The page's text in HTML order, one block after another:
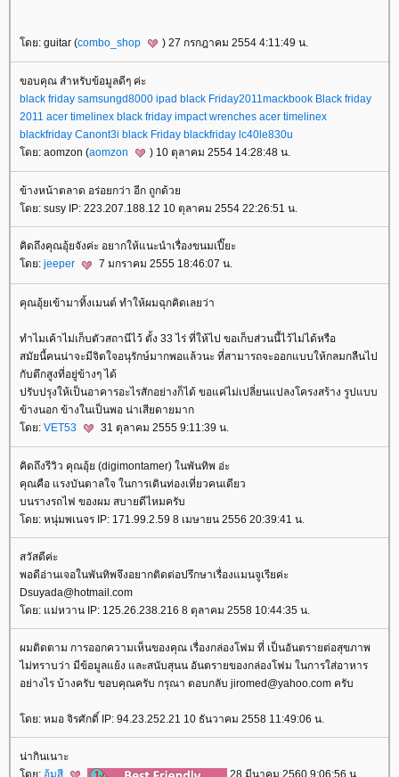
ดย: guitar (combo_shop ) 27 กรกฎาคม 2554 4:11:49 น.
ขอบคุณ สำหรับข้อมูลดีๆ ค่ะ
black friday samsungd8000 ipad black Friday2011mackbook Black friday
2011 acer timelinex black friday impact wrenches acer timelinex
blackfriday Canont3i black Friday blackfriday lc40le830u
ดย: aomzon (aomzon ) 10 ตุลาคม 2554 14:28:48 น.
ข้างหน้าตลาด อร่อยกว่า อีก ถูกด้ว
ดย: susy IP: 223.207.188.12 10 ตุลาคม 2554 22:26:51 น.
คิดถึงคุณอุ้ยจังค่ะ อยากให้แนะนำเรื่องขนมเปี๊ยะ
ดย: jeeper 7 มกราคม 2555 18:46:07 น.
คุณอุ้ยเข้ามาทิ้งเมนต์ ทำให้ผมฉุกคิดเลยว่า
ทำไมเค้าไม่เก็บตัวสถานีไว้ ตั้ง 33 ไร่ ที่ให้ไป ขอเก็บส่วนนี้ไว้ไม่ได้หรือ
สมัยนี้คนน่าจะมีจิตใจอนุรักษ์มากพอแล้วนะ ที่สามารถจะออกแบบให้กลมกลืนไป
กับตึกสูงที่อยู่ข้างๆ ได้
ปรับปรุงให้เป็นอาคารอะไรสักอย่างก็ได้ ขอแค่ไม่เปลี่ยนแปลงโครงสร้าง รูปแบบ
ข้างนอก ข้างในเป็นพอ น่าเสียดายมาก
ดย: VET53 31 ตุลาคม 2555 9:11:39 น.
คิดถึงรีวิว คุณอุ้ย (digimontamer) ในพันทิพ อ่ะ
คุณคือ แรงบันดาลใจ ในการเดินท่องเที่ยวคนเดียว
บนรางรถไฟ ของผม สบายดีไหมครับ
ดย: หนุ่มพเนจร IP: 171.99.2.59 8 เมษายน 2556 20:39:41 น.
สวัสดีค่ะ
พอดีอ่านเจอในพันทิพจึงอยากติดต่อปรึกษาเรื่องแมนจูเรียค่ะ
Dsuyada@hotmail.com
ดย: แม่หวาน IP: 125.26.238.216 8 ตุลาคม 2558 10:44:35 น.
ผมติดตาม การออกความเห็นของคุณ เรื่องกล่องโฟม ที่ เป็นอันตรายต่อสุขภาพ
ไม่ทราบว่า มีข้อมูลแย้ง และสนับสุนน อันตรายของกล่องโฟม ในการใส่อาหาร
อย่างไร บ้างครับ ขอบคุณครับ กรุณา ตอบกลับ jiromed@yahoo.com ครับ
ดย: หมอ จิรศักดิ์ IP: 94.23.252.21 10 ธันวาคม 2558 11:49:06 น.
น่ากินเนาะ
ดย: อุ้มสี 28 มีนาคม 2560 9:06:56 น.